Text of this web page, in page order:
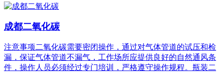
成都二氧化碳
注意事项二氧化碳需要密闭操作，通过对气体管道的试压和检
漏，保证气体管道不漏气，工作场所应提供良好的自然通风条
件，操作人员必须经过专门培训，严格遵守操作规程。瓶装二